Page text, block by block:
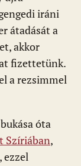
iráni
átadását a
akkor
fizettetünk.
a rezsimmel
óta
Szíriában,
ezzel